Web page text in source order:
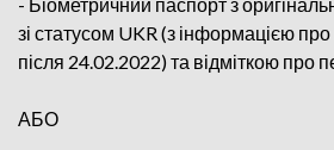
зі статусом UKR (з інформацією
після 24.02.2022) та відміткою про
АБО